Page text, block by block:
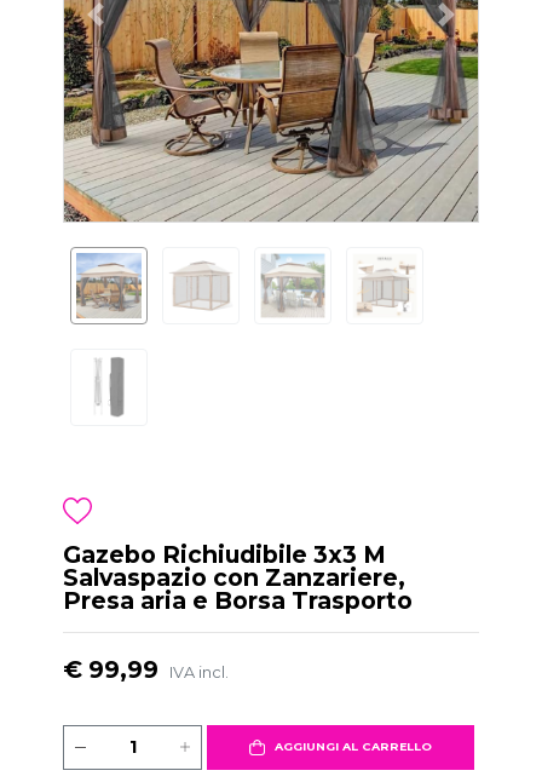
Gazebo Richiudibile 3x3 M
Salvaspazio con Zanzariere,
Presa aria e Borsa Trasporto
€ 99,99 IVA incl.
AGGIUNGI AL CARRELLO